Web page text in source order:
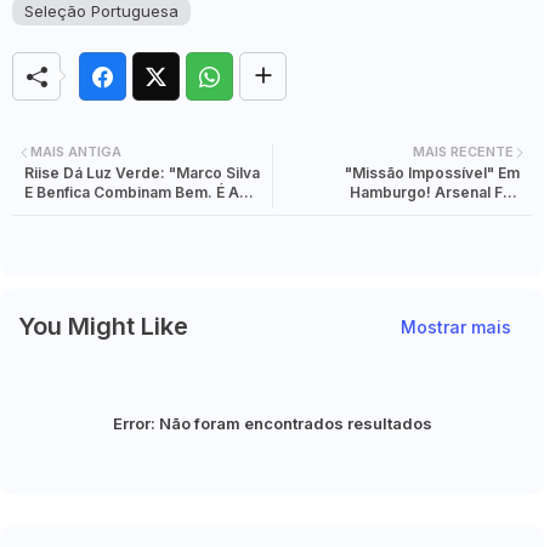
Seleção Portuguesa
MAIS RECENTE
"Missão Impossível" Em
Hamburgo! Arsenal Faz
MAIS ANTIGA
Riise Dá Luz Verde: "Marco Silva
E Benfica Combinam Bem. É A
You Might Like Mostrar mais
Error: Não foram encontrados resultados